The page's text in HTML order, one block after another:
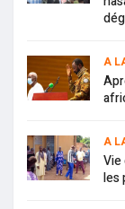
A
A
Vie
les